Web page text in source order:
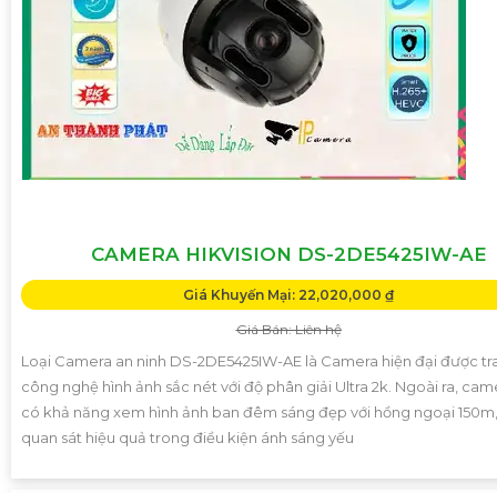
CAMERA HIKVISION DS-2DE5425IW-AE
Giá Khuyến Mại: 22,020,000 ₫
Giá Bán: Liên hệ
Loại Camera an ninh DS-2DE5425IW-AE là Camera hiện đại được
công nghệ hình ảnh sắc nét với độ phân giải Ultra 2k. Ngoài ra,
có khả năng xem hình ảnh ban đêm sáng đẹp với hồng ngoại
quan sát hiệu quả trong điều kiện ánh sáng yếu